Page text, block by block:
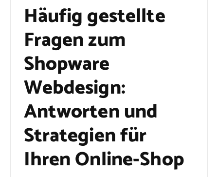
Häufig gestellte
Fragen zum
Shopware
Webdesign:
Antworten und
Strategien für
Ihren Online-Shop